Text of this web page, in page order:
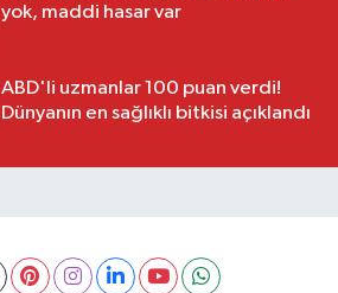
yok, maddi hasar var
ABD'li uzmanlar 100 puan verdi!
Dünyanın en sağlıklı bitkisi açıklandı